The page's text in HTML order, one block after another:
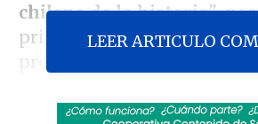
chileno de la historia",
primer lugar —con un 14%
preferencias— a la
criticó con frases
LEER ARTICULO